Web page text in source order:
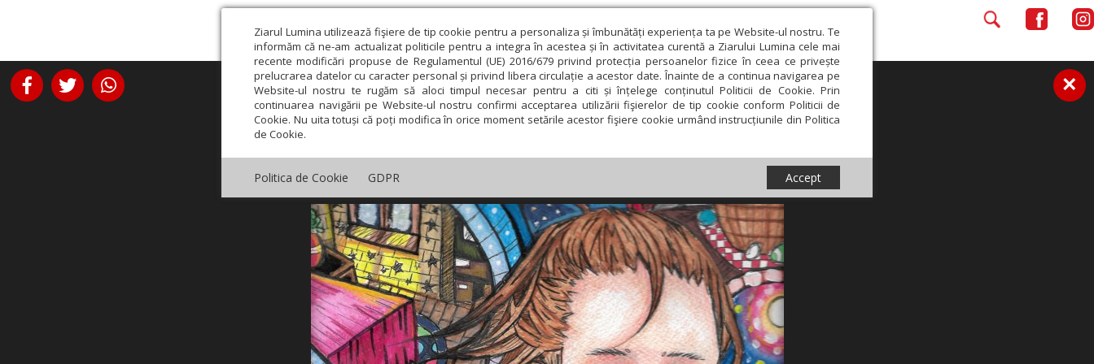
Ziarul Lumina utilizează fişiere de tip cookie pentru a personaliza și îmbunătăți experiența ta pe Website-ul nostru. Te
informăm că ne-am actualizat politicile pentru a integra în acestea și în activitatea curentă a Ziarului Lumina cele mai
recente modificări propuse de Regulamentul (UE) 2016/679 privind protecția persoanelor fizice în ceea ce privește
prelucrarea datelor cu caracter personal și privind libera circulație a acestor date. Înainte de a continua navigarea pe
Website-ul nostru te rugăm să aloci timpul necesar pentru a citi și înțelege conținutul Politicii de Cookie. Prin
continuarea navigării pe Website-ul nostru confirmi acceptarea utilizării fişierelor de tip cookie conform Politicii de
Cookie. Nu uita totuși că poți modifica în orice moment setările acestor fişiere cookie urmând instrucțiunile din Politica
de Cookie.
Politica de Cookie GDPR Accept
×